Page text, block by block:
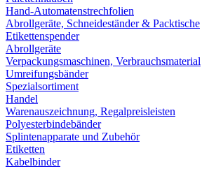
Hand-Automatenstrechfolien
Abrollgeräte, Schneideständer & Packtische
Etikettenspender
Abrollgeräte
Verpackungsmaschinen, Verbrauchsmaterial
Umreifungsbänder
Spezialsortiment
Handel
Warenauszeichnung, Regalpreisleisten
Polyesterbindebänder
Splintenapparate und Zubehör
Etiketten
Kabelbinder